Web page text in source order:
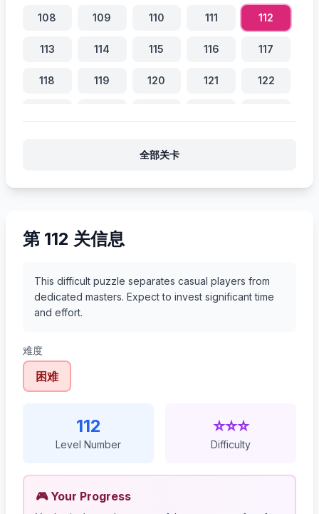
108 109 110 111 112
113 114 115 116 117
118 119 120 121 122
全部关卡
第 112 关信息
This difficult puzzle separates casual players from
dedicated masters. Expect to invest significant time
and effort.
难度
困难
112
Level Number
⭐⭐⭐
Difficulty
🎮 Your Progress